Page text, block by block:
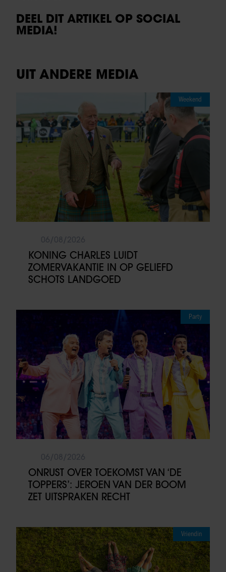
DEEL DIT ARTIKEL OP SOCIAL
MEDIA!
UIT ANDERE MEDIA
Weekend
KONING CHARLES LUIDT
ZOMERVAKANTIE IN OP GELIEFD
SCHOTS LANDGOED
Party
ONRUST OVER TOEKOMST VAN ‘DE
TOPPERS’: JEROEN VAN DER BOOM
ZET UITSPRAKEN RECHT
Vriendin